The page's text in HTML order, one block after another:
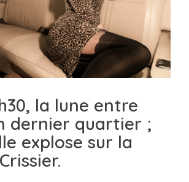
la lune entre
dernier quartier ;
explose sur la